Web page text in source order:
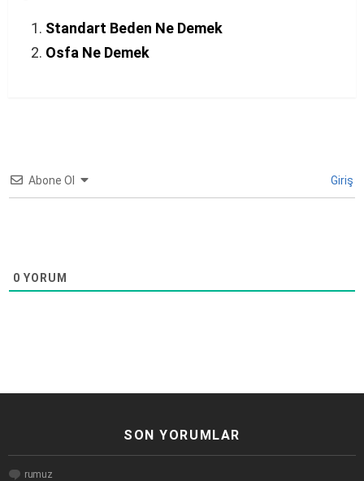
Standart Beden Ne Demek
Osfa Ne Demek
Abone Ol Giriş
0 YORUM
SON YORUMLAR
rumuz